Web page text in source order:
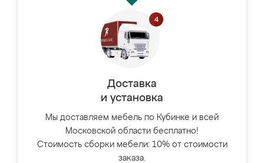
Доставка
и установка
Мы доставляем мебель по Кубинке и всей
Московской области бесплатно!
Стоимость сборки мебели: 10% от стоимости
заказа.